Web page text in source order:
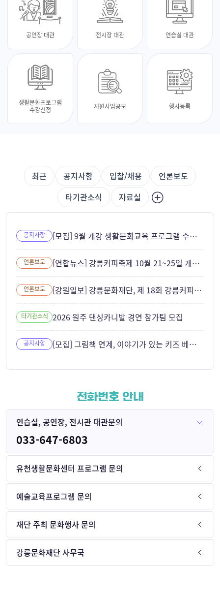
공연장 대관 전시장 대관 연습실 대관
생활문화프로그램
수강신청
지원사업공모 행사등록
최근 공지사항 입찰/채용
언론보도
타기관소식
자료실
공지사항 [모집] 9월 개강 생활문화교육 프로그램 수강생 모집
언론보도 [연합뉴스] 강릉커피축제 10월 21~25일 개최... ITS 세계총회와 연계
언론보도 [강원일보] 강릉문화재단, 제 18회 강릉커피축제 성공 개최 준비 본격화
타기관소식 2026 원주 댄싱카니발 경연 참가팀 모집
공지사항 [모집] 그림책 연계, 이야기가 있는 키즈 베이킹 참여자 모집
전화번호 안내
연습실, 공연장, 전시관 대관문의
033-647-6803
유천생활문화센터 프로그램 문의
예술교육프로그램 문의
재단 주최 문화행사 문의
강릉문화재단 사무국